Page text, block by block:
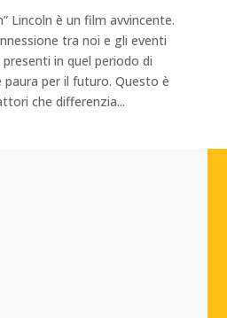
Lincoln è un film avvincente.
tra noi e gli eventi
in quel periodo di
per il futuro. Questo è
che differenzia...